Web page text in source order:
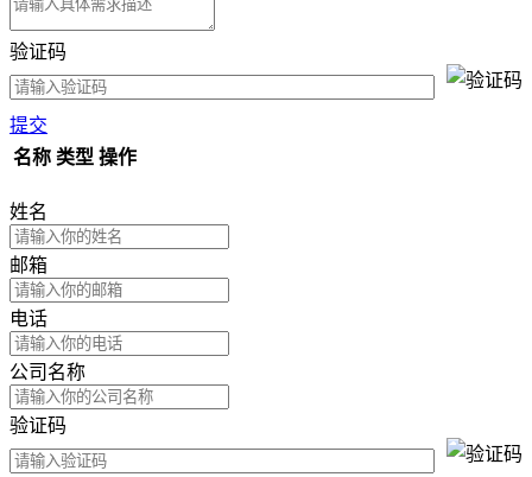
验证码
提交
名称 类型 操作
姓名
邮箱
电话
公司名称
验证码